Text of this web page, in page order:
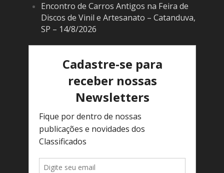
Encontro de Carros Antigos na Feira de
Discos de Vinil e Artesanato – Catanduva,
SP – 14/8/2026